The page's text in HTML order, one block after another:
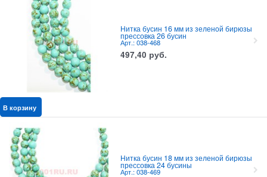
Нитка бусин 16 мм из зеленой бирюзы
прессовка 26 бусин
Арт.: 038-468
497,40 руб.
В корзину
Нитка бусин 18 мм из зеленой бирюзы
прессовка 24 бусины
Арт.: 038-469